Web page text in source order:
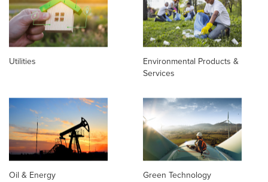
Utilities
Environmental Products &
Services
Oil & Energy
Green Technology